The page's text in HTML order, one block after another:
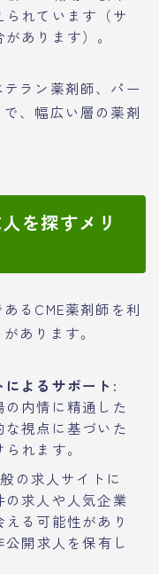
れています（サ
あります）。
ラン薬剤師、パー
、幅広い層の薬剤
を探すメリ
るCME薬剤師を利
あります。
よるサポート:
内情に精通した
視点に基づいた
れます。
の求人サイトに
の求人や人気企業
る可能性があり
公開求人を保有し